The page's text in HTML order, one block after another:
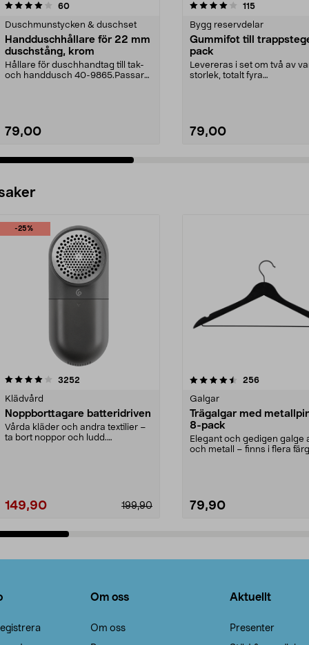
60recensioner
Duschmunstycken & duschset
Handduschhållare för 22 mm
duschstång, krom
Hållare för duschhandtag till tak-
och handdusch 40-9865.Passar
79,00
4.0 av 5 stjärnor 115recensioner
Bygg reservdelar
Gummifot till
pack
Levereras i set om två av
storlek, totalt fyra
79,00
4.5 av 5 stjärnor
-25%
3252
Klädvård
Noppborttagare batteridriven
Vårda kläder och andra textilier –
ta bort noppor och ludd.
199,90
149,90
4.5av 5 stjärnor 256recensioner
Galgar
Trägalgar med
8-pack
Elegant och gedigen galge
och metall – finns i flera
79,90
4.0av 5 stjärnor
Om oss
Om oss
Aktuellt
Presenter